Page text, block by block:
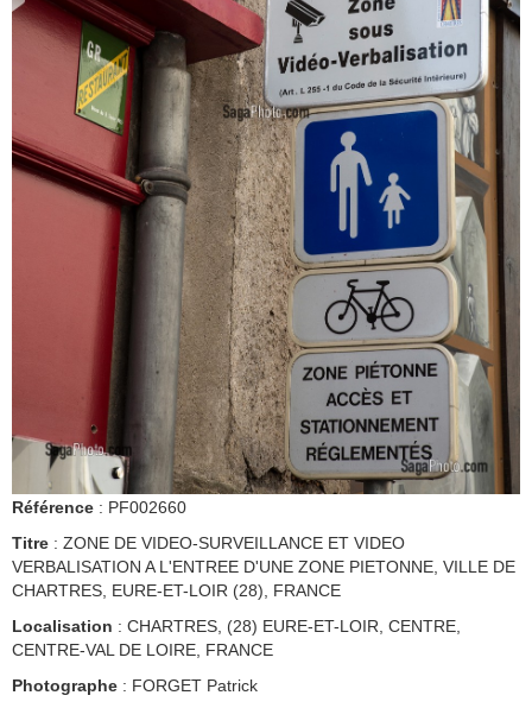
Référence : PF002660
Titre : ZONE DE VIDEO-SURVEILLANCE ET VIDEO
VERBALISATION A L'ENTREE D'UNE ZONE PIETONNE, VILLE DE
CHARTRES, EURE-ET-LOIR (28), FRANCE
Localisation : CHARTRES, (28) EURE-ET-LOIR, CENTRE,
CENTRE-VAL DE LOIRE, FRANCE
Photographe : FORGET Patrick